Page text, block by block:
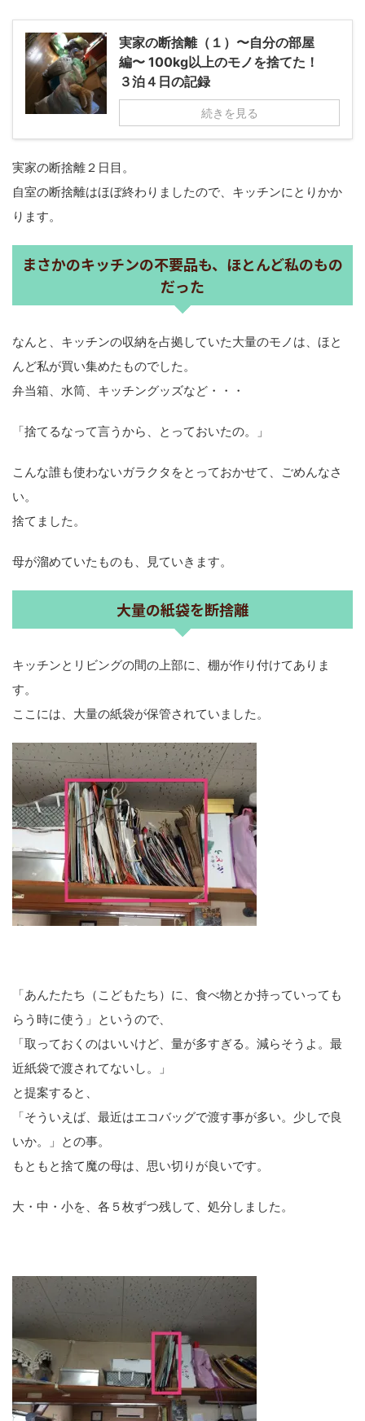
実家の断捨離（１）〜自分の部屋
編〜 100kg以上のモノを捨てた！
３泊４日の記録
続きを見る
実家の断捨離２日目。
自室の断捨離はほぼ終わりましたので、キッチンにとりかか
ります。
まさかのキッチンの不要品も、ほとんど私のもの
だった
なんと、キッチンの収納を占拠していた大量のモノは、ほと
んど私が買い集めたものでした。
弁当箱、水筒、キッチングッズなど・・・
「捨てるなって言うから、とっておいたの。」
こんな誰も使わないガラクタをとっておかせて、ごめんなさ
い。
捨てました。
母が溜めていたものも、見ていきます。
大量の紙袋を断捨離
キッチンとリビングの間の上部に、棚が作り付けてありま
す。
ここには、大量の紙袋が保管されていました。
「あんたたち（こどもたち）に、食べ物とか持っていっても
らう時に使う」というので、
「取っておくのはいいけど、量が多すぎる。減らそうよ。最
近紙袋で渡されてないし。」
と提案すると、
「そういえば、最近はエコバッグで渡す事が多い。少しで良
いか。」との事。
もともと捨て魔の母は、思い切りが良いです。
大・中・小を、各５枚ずつ残して、処分しました。